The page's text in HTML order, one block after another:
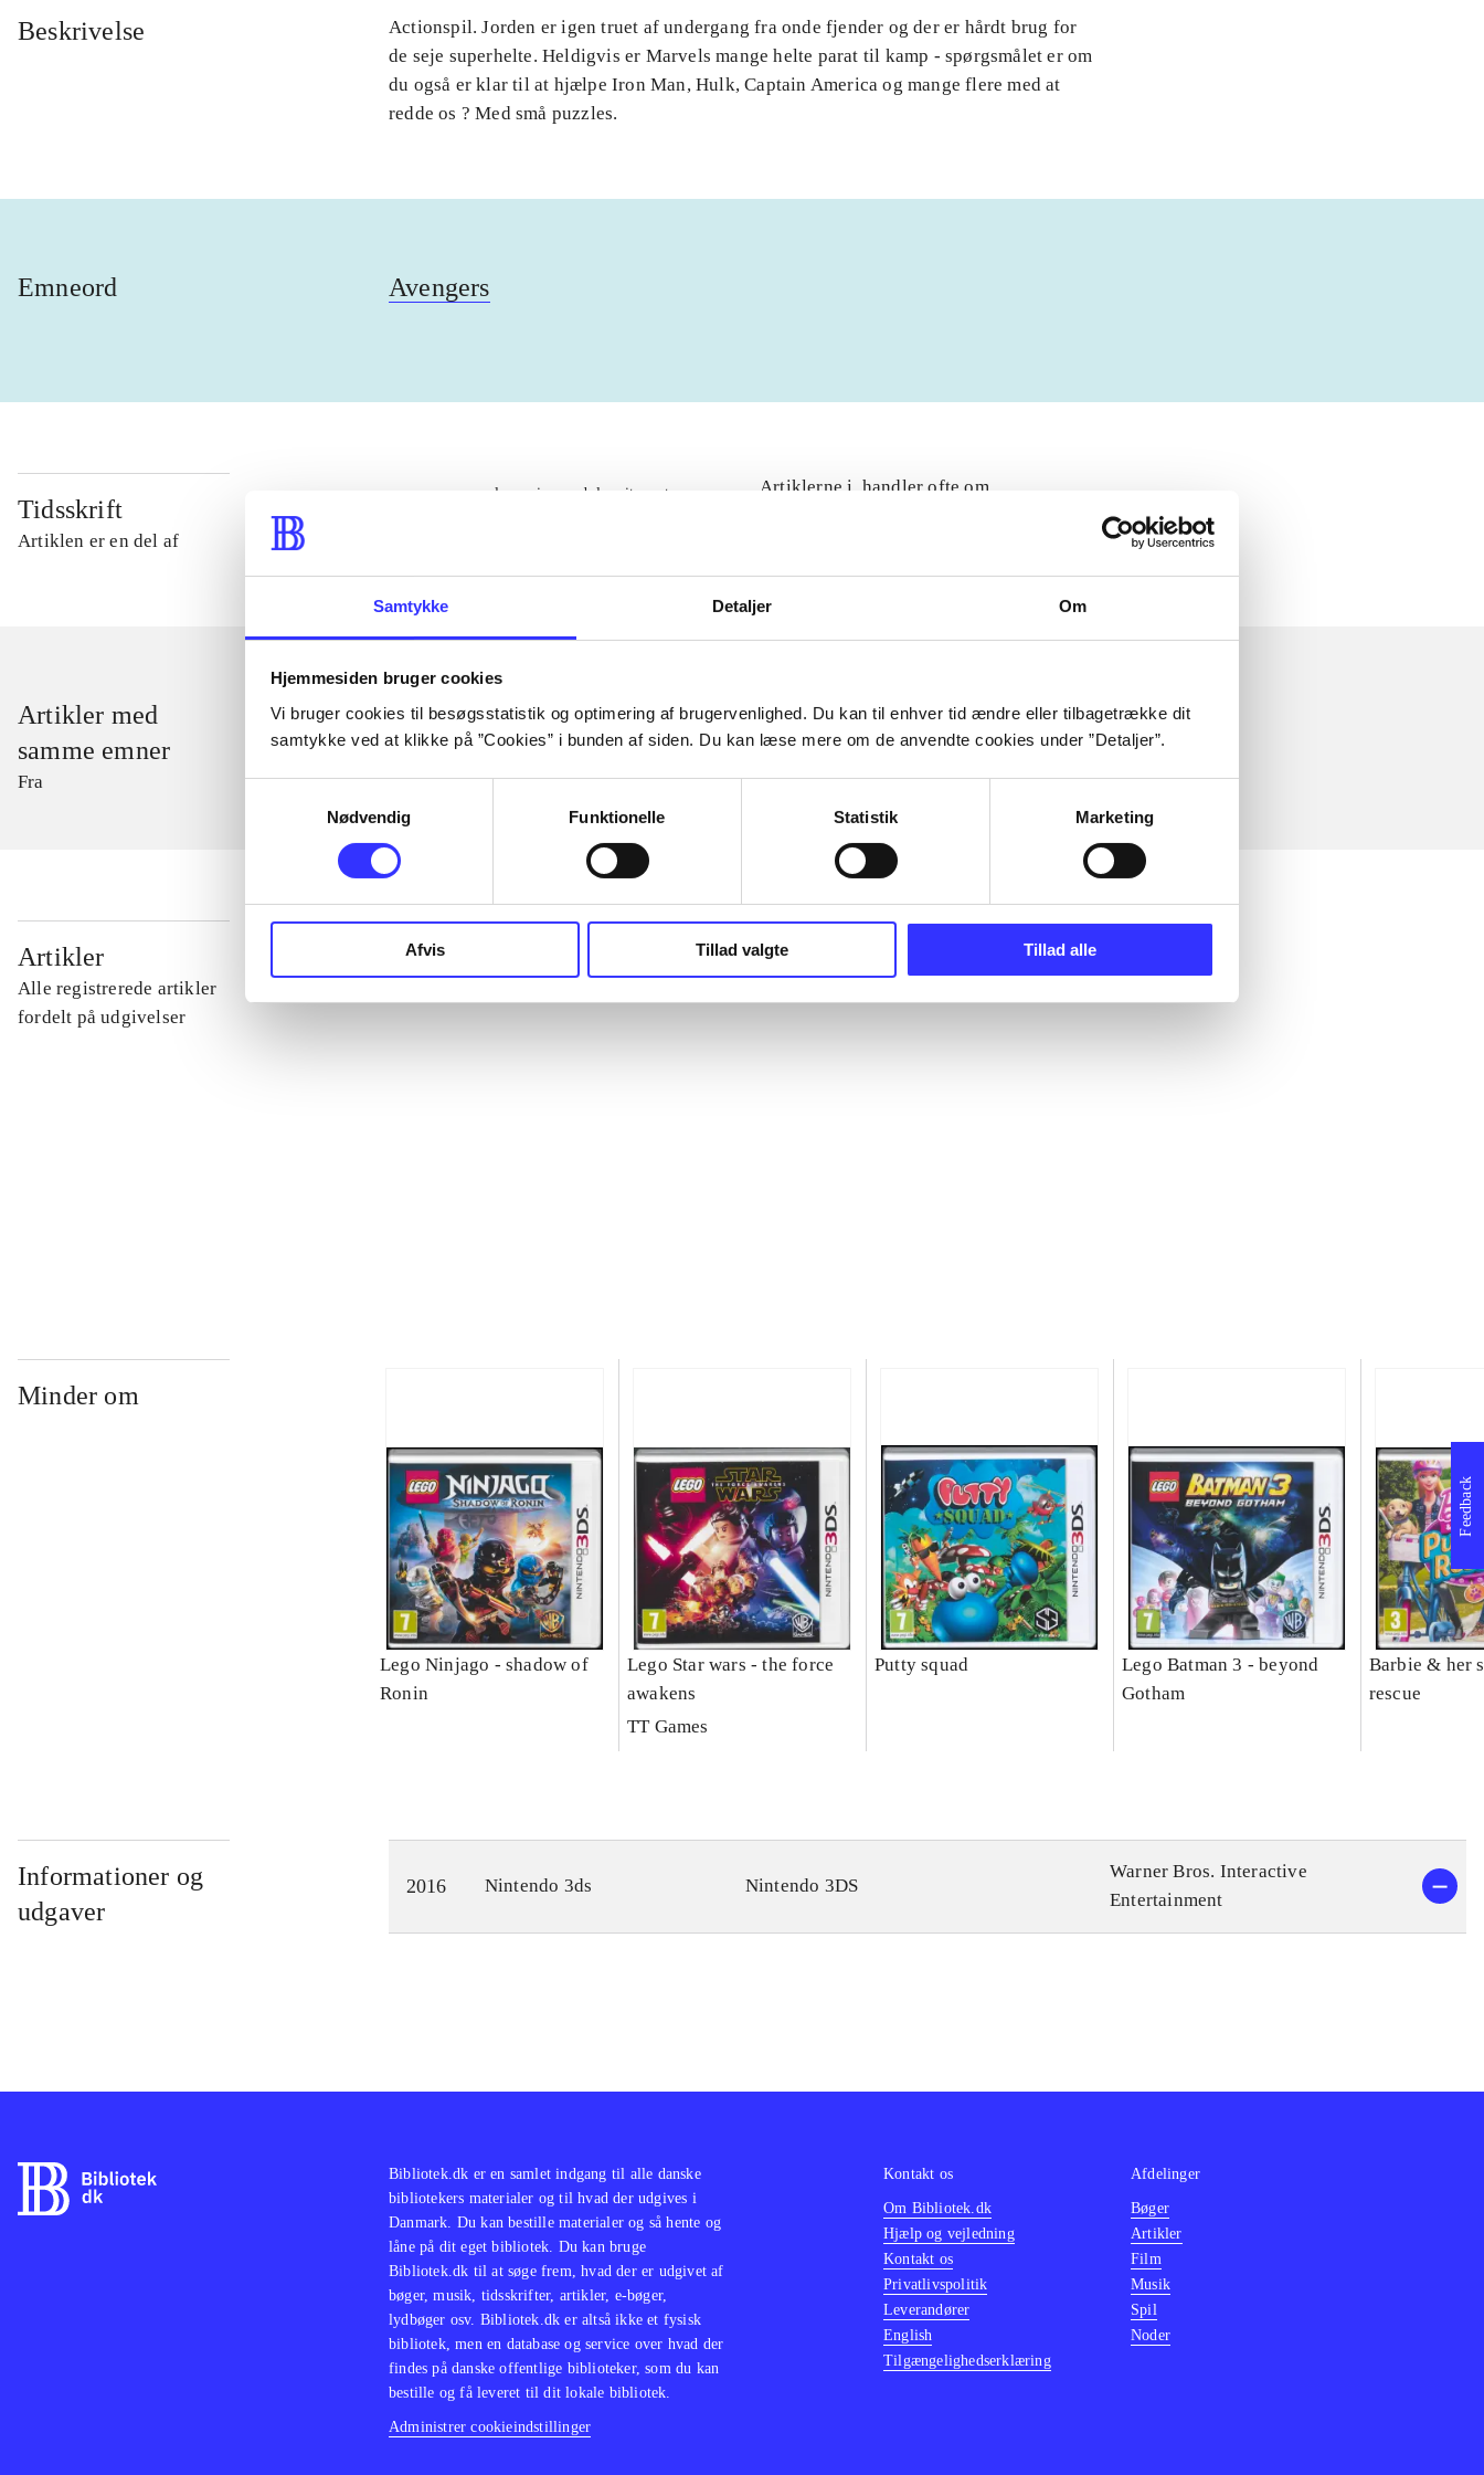
Samtykke Detaljer Om
Hjemmesiden bruger cookies
Vi bruger cookies til besøgsstatistik og optimering af brugervenlighed. Du kan til enhver tid ændre eller tilbagetrække dit
samtykke ved at klikke på ”Cookies” i bunden af siden. Du kan læse mere om de anvendte cookies under ”Detaljer”.
Nødvendig
Funktionelle Statistik Marketing
Afvis Tillad valgte Tillad alle
Beskrivelse
Actionspil. Jorden er igen truet af undergang fra onde fjender og der er hårdt brug for
de seje superhelte. Heldigvis er Marvels mange helte parat til kamp - spørgsmålet er om
du også er klar til at hjælpe Iron Man, Hulk, Captain America og mange flere med at
redde os ? Med små puzzles.
Emneord Avengers
Tidsskrift
Artiklen er en del af
lorem ipsum dolor sit amet ...
Artiklerne i handler ofte om
Artikler med
samme emner
Fra
Artikler
Alle registrerede artikler
fordelt på udgivelser
Minder om
Lego Ninjago - shadow of
Ronin
Lego Star wars - the force
awakens
TT Games
Putty squad
Lego Batman 3 - beyond
Gotham
Barbie & her
rescue
Informationer og
udgaver
2016 Nintendo 3ds Nintendo 3DS
Warner Bros. Interactive
Entertainment
Feedback
Bibliotek.dk er en samlet indgang til alle danske
bibliotekers materialer og til hvad der udgives i
Danmark. Du kan bestille materialer og så hente og
låne på dit eget bibliotek. Du kan bruge
Bibliotek.dk til at søge frem, hvad der er udgivet af
bøger, musik, tidsskrifter, artikler, e-bøger,
lydbøger osv. Bibliotek.dk er altså ikke et fysisk
bibliotek, men en database og service over hvad der
findes på danske offentlige biblioteker, som du kan
bestille og få leveret til dit lokale bibliotek.
Administrer cookieindstillinger
Kontakt os
Om Bibliotek.dk
Hjælp og vejledning
Kontakt os
Privatlivspolitik
Leverandører
English
Tilgængelighedserklæring
Afdelinger
Bøger
Artikler
Film
Musik
Spil
Noder